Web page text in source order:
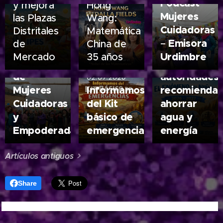
y mejora
las Plazas
Distritales
de
Mercado
Hong
Wang:
Matemática
China de
35 años
Podcast
Mujeres
Cuidadoras
–Emisora
Urdimbre
14.07.2026
Boletín
Especial:
Encuentro
de
Mujeres
Cuidadoras
y
Empoderadas
02.07.2026
Informamos
del Kit
básico de
emergencia
de agua y
posibles
cortes de
energía.
Las
autoridades
ahorrar
agua y
energía
Artículos antiguos
Share